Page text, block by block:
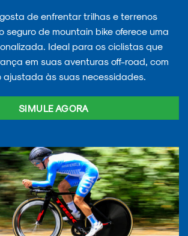
de enfrentar trilhas e terrenos
seguro de mountain bike oferece uma
Ideal para os ciclistas que
em suas aventuras off-road, com
ajustada às suas necessidades.
SIMULE AGORA